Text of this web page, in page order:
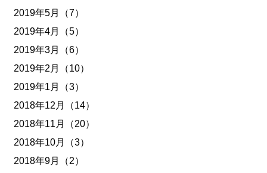
2019年5月（7）
2019年4月（5）
2019年3月（6）
2019年2月（10）
2019年1月（3）
2018年12月（14）
2018年11月（20）
2018年10月（3）
2018年9月（2）